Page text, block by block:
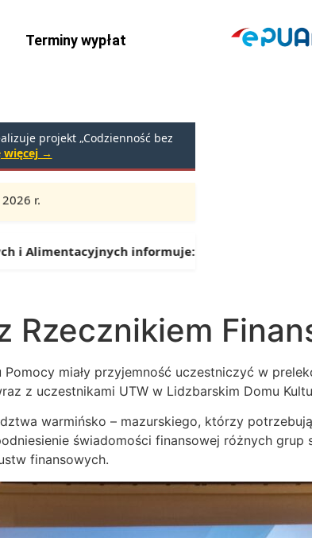
Terminy wypłat
projekt „Codzienność bez
więcej →
r.
informuje:Od 1 lipca można składać
Rzecznikiem
miały przyjemność uczestniczyć w
z uczestnikami UTW w Lidzbarskim Domu
warmińsko – mazurskiego, którzy
świadomości finansowej różnych grup
finansowych.